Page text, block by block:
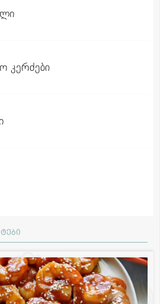
კერძები